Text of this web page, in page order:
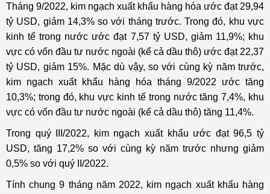
Tháng 9/2022, kim ngạch xuất khẩu hàng hóa ước đạt 29,94
tỷ USD, giảm 14,3% so với tháng trước. Trong đó, khu vực
kinh tế trong nước ước đạt 7,57 tỷ USD, giảm 11,9%; khu
vực có vốn đầu tư nước ngoài (kể cả dầu thô) ước đạt 22,37
tỷ USD, giảm 15%. Mặc dù vậy, so với cùng kỳ năm trước,
kim ngạch xuất khẩu hàng hóa tháng 9/2022 ước tăng
10,3%; trong đó, khu vực kinh tế trong nước tăng 7,4%, khu
vực có vốn đầu tư nước ngoài (kể cả dầu thô) tăng 11,4%.
Trong quý III/2022, kim ngạch xuất khẩu ước đạt 96,5 tỷ
USD, tăng 17,2% so với cùng kỳ năm trước nhưng giảm
0,5% so với quý II/2022.
Tính chung 9 tháng năm 2022, kim ngạch xuất khẩu hàng